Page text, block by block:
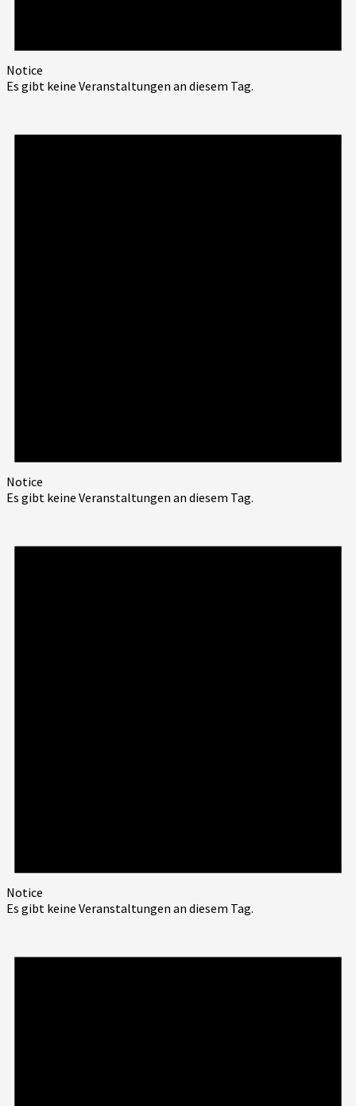
Notice
Es gibt keine Veranstaltungen an diesem Tag.
Notice
Es gibt keine Veranstaltungen an diesem Tag.
Notice
Es gibt keine Veranstaltungen an diesem Tag.